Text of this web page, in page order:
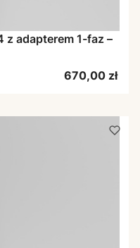
z adapterem 1-faz –
Cena
670,00 zł